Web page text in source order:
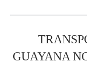
GUAYANA